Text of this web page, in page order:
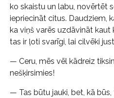
ko skaistu un labu, novērtēt
iepriecināt citus. Daudziem,
ka viņš varēs uzdāvināt kaut
tas ir ļoti svarīgi, lai cilvēki
— Ceru, mēs vēl kādreiz
nešķirsimies!
— Tas būtu jauki, bet, kā būs,